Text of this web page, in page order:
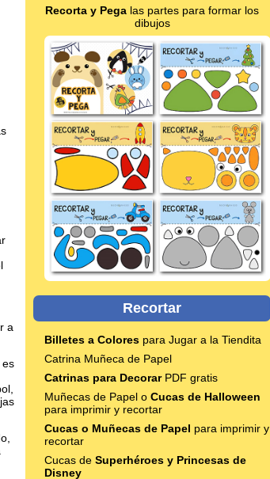
a
es
Recorta y Pega las partes para formar los
dibujos
Recortar
Billetes a Colores para Jugar a la Tiendita
Catrina Muñeca de Papel
Catrinas para DecorarPDF gratis
Muñecas de Papel o Cucas de Halloween
para imprimir y recortar
Cucas o Muñecas de Papel para imprimir y
recortar
Cucas de Superhéroes y Princesas de
Disney